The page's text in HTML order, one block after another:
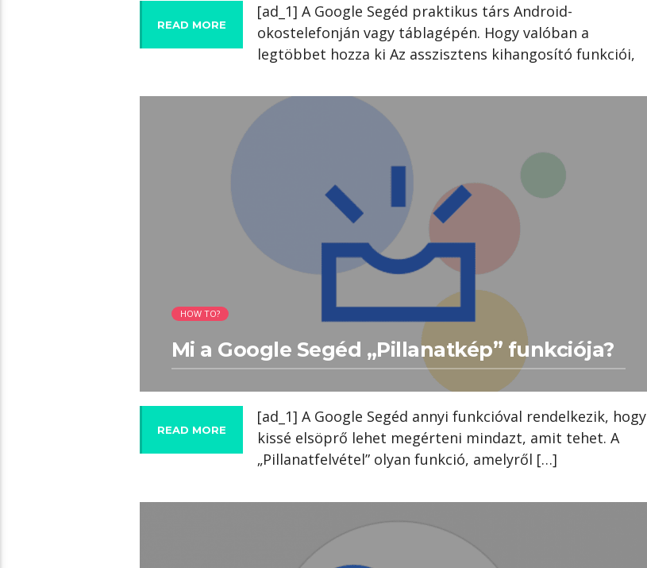
READ MORE
[ad_1] A Google Segéd praktikus társ Android-
okostelefonján vagy táblagépén. Hogy valóban a
legtöbbet hozza ki Az asszisztens kihangosító funkciói,
04:42 READ TIME
HOW TO?
Mi a Google Segéd „Pillanatkép” funkciója?
READ MORE
[ad_1] A Google Segéd annyi funkcióval rendelkezik, hogy
kissé elsöprő lehet megérteni mindazt, amit tehet. A
„Pillanatfelvétel” olyan funkció, amelyről […]